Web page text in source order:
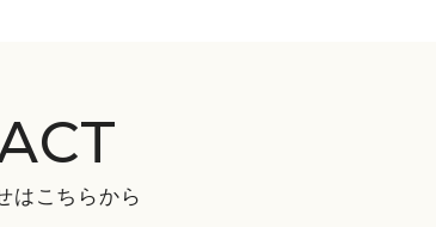
はこちらから